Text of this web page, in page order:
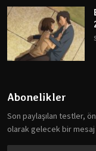
Abonelikler
Son paylaşılan testler,
olarak gelecek bir